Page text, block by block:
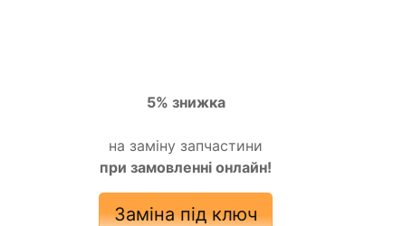
5% знижка
на заміну запчастини
при замовленні онлайн!
Заміна під ключ